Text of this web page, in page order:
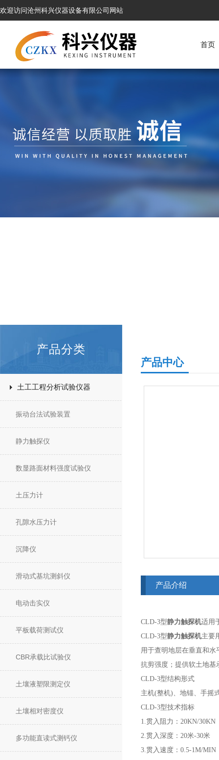
欢迎访问沧州科兴仪器设备有限公司网站
首页
产品分类
土工工程分析试验仪器
振动台法试验装置
静力触探仪
数显路面材料强度试验仪
土压力计
孔隙水压力计
沉降仪
滑动式基坑测斜仪
电动击实仪
平板载荷测试仪
CBR承载比试验仪
土壤液塑限测定仪
土壤相对密度仪
多功能直读式测钙仪
产品中心
产品介绍
CLD-3型静力触探机适用
CLD-3型静力触探机主要
用于查明地层在垂直和
抗剪强度；提供软土地基
CLD-3型结构形式
主机(整机)、地锚、手摇
CLD-3型技术指标
1.贯入阻力：20KN/30KN
2.贯入深度：20米-30米
3.贯入速度：0.5-1M/MIN